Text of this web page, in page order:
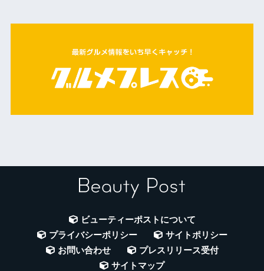
ビューティーポストについて
プライバシーポリシー
サイトポリシー
お問い合わせ
プレスリリース受付
サイトマップ